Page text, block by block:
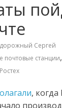
Сергей
почтовые станции,
Ростех
, когда